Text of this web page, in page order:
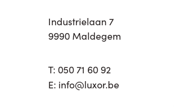
Industrielaan 7
9990 Maldegem
T: 050 71 60 92
E: info@luxor.be